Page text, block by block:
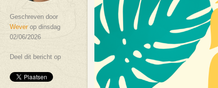
Geschreven door
Weverop dinsdag
02/06/2026
Deel dit bericht op